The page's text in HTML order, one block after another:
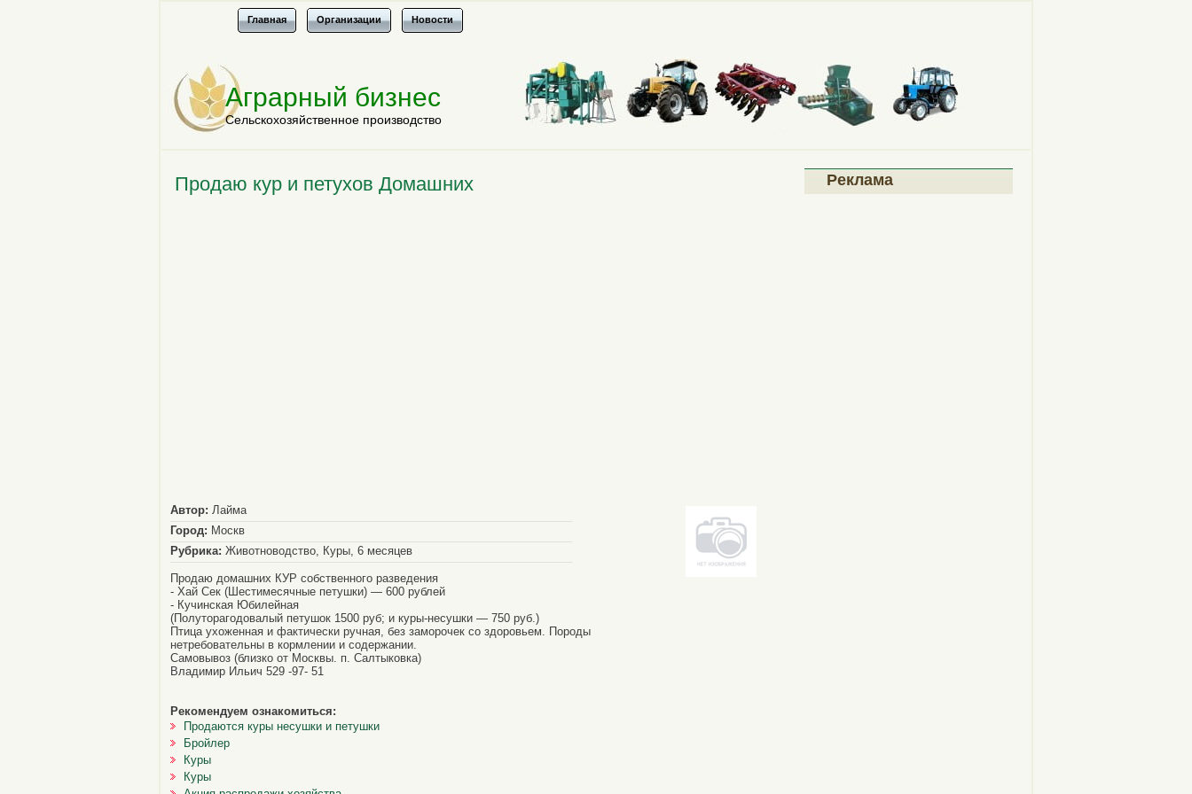
Главная Организации Новости
Аграрный бизнес
Сельскохозяйственное производство
Продаю кур и петухов Домашних
Автор: Лайма
Город: Москв
Рубрика: Животноводство, Куры, 6 месяцев
Продаю домашних КУР собственного разведения
- Хай Сек (Шестимесячные петушки) — 600 рублей
- Кучинская Юбилейная
(Полуторагодовалый петушок 1500 руб; и куры-несушки — 750 руб.)
Птица ухоженная и фактически ручная, без заморочек со здоровьем. Породы
нетребовательны в кормлении и содержании.
Самовывоз (близко от Москвы. п. Салтыковка)
Владимир Ильич 529 -97- 51
Рекомендуем ознакомиться:
Продаются куры несушки и петушки
Бройлер
Куры
Куры
Реклама